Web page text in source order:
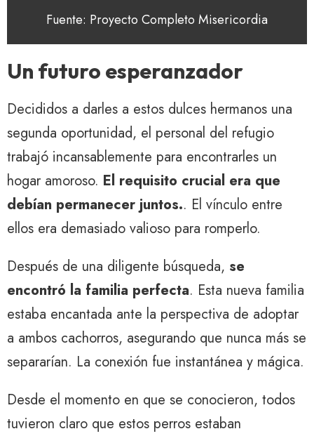
Fuente: Proyecto Completo Misericordia
Un futuro esperanzador
Decididos a darles a estos dulces hermanos una
segunda oportunidad, el personal del refugio
trabajó incansablemente para encontrarles un
hogar amoroso. El requisito crucial era que
debían permanecer juntos.. El vínculo entre
ellos era demasiado valioso para romperlo.
Después de una diligente búsqueda, se
encontró la familia perfecta. Esta nueva familia
estaba encantada ante la perspectiva de adoptar
a ambos cachorros, asegurando que nunca más se
separarían. La conexión fue instantánea y mágica.
Desde el momento en que se conocieron, todos
tuvieron claro que estos perros estaban